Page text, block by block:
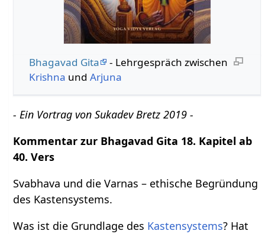
Bhagavad Gita
- Lehrgespräch zwischen
Krishna und Arjuna
- Ein Vortrag von Sukadev Bretz 2019 -
Kommentar zur Bhagavad Gita 18. Kapitel ab
40. Vers
Svabhava und die Varnas – ethische Begründung
des Kastensystems.
Was ist die Grundlage des Kastensystems? Hat